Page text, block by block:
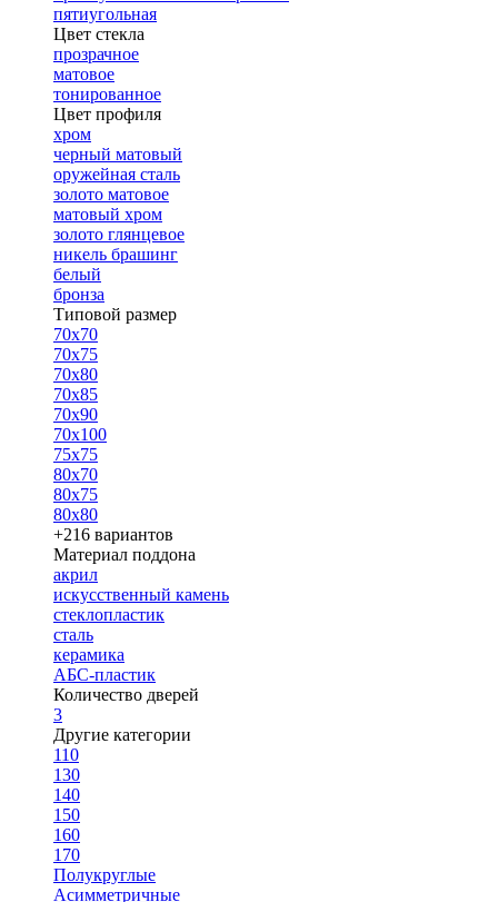
пятиугольная
Цвет стекла
прозрачное
матовое
тонированное
Цвет профиля
хром
черный матовый
оружейная сталь
золото матовое
матовый хром
золото глянцевое
никель брашинг
белый
бронза
Типовой размер
70х70
70х75
70х80
70х85
70х90
70х100
75х75
80х70
80х75
80х80
+216 вариантов
Материал поддона
акрил
искусственный камень
стеклопластик
сталь
керамика
АБС-пластик
Количество дверей
3
Другие категории
110
130
140
150
160
170
Полукруглые
Асимметричные